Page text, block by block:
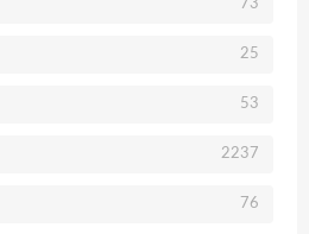
73
25
53
2237
76